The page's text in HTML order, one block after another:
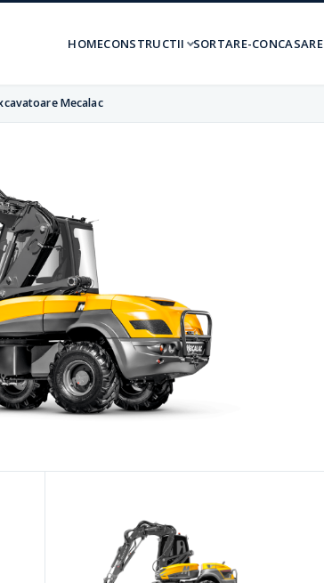
HOMECONSTRUCTII SORTARE-CONCASARE
Mecalac